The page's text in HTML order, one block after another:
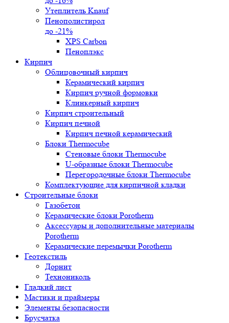
Утеплитель Knauf
Пенополистирол
до -21%
XPS Carbon
Пеноплэкс
Кирпич
Облицовочный кирпич
Керамический кирпич
Кирпич ручной формовки
Клинкерный кирпич
Кирпич строительный
Кирпич печной
Кирпич печной керамический
Блоки Thermocube
Стеновые блоки Thermocube
U-образные блоки Thermocube
Перегородочные блоки Thermocube
Комплектующие для кирпичной кладки
Строительные блоки
Газобетон
Керамические блоки Porotherm
Аксессуары и дополнительные материалы
Porotherm
Керамические перемычки Porotherm
Геотекстиль
Дорнит
Технониколь
Гладкий лист
Мастики и праймеры
Элементы безопасности
Брусчатка